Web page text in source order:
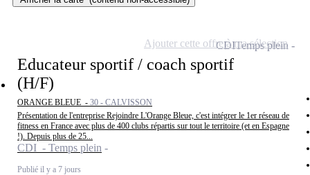
Educateur sportif / coach sportif
(H/F)
ORANGE BLEUE - 30 - CALVISSON
Présentation de l'entreprise Rejoindre L'Orange Bleue, c'est intégrer le 1er réseau de
fitness en France avec plus de 400 clubs répartis sur tout le territoire (et en Espagne
!). Depuis plus de 25...
CDI - Temps plein
Publié il y a 7 jours
CDITemps plein
Ajouter cette offre à ma sélection